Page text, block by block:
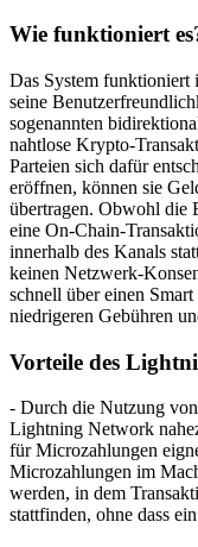
Wie funktioniert
Das System funktioniert
seine
sogenannten
nahtlose Krypto-
Parteien sich dafür
eröffnen, können sie
übertragen. Obwohl die
eine On-Chain-
innerhalb des Kanals
keinen Netzwerk-
schnell über einen
niedrigeren Gebühren
Vorteile des
- Durch die Nutzung
Lightning Network
für Microzahlungen
Microzahlungen im
werden, in dem
stattfinden, ohne dass